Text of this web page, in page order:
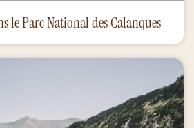
le Parc National des Calanques